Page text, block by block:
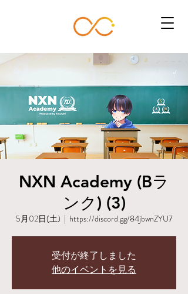
NXN Academy (Bラ
ンク) (3)
5月02日(土)
  |
https://discord.gg/84jbwnZYU7
受付が終了しました
他のイベントを見る